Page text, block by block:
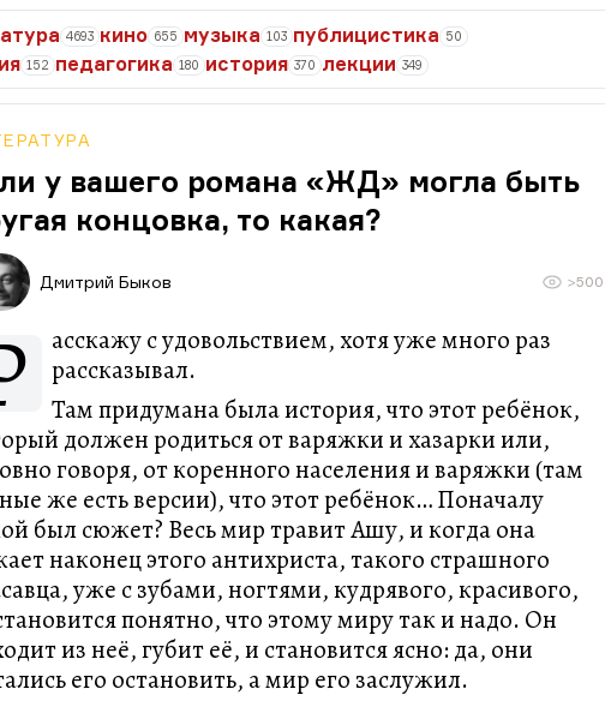
4693 кино 655 музыка 103 публицистика 50
152 педагогика 180 история 370 лекции 349
у вашего романа «ЖД» могла быть
концовка, то какая?
Дмитрий Быков >500
асскажу с удовольствием, хотя уже много раз
рассказывал.
Там придумана была история, что этот ребёнок,
должен родиться от варяжки и хазарки или,
говоря, от коренного населения и варяжки (там
же есть версии), что этот ребёнок… Поначалу
был сюжет? Весь мир травит Ашу, и когда она
наконец этого антихриста, такого страшного
уже с зубами, ногтями, кудрявого, красивого,
понятно, что этому миру так и надо. Он
из неё, губит её, и становится ясно: да, они
его остановить, а мир его заслужил.